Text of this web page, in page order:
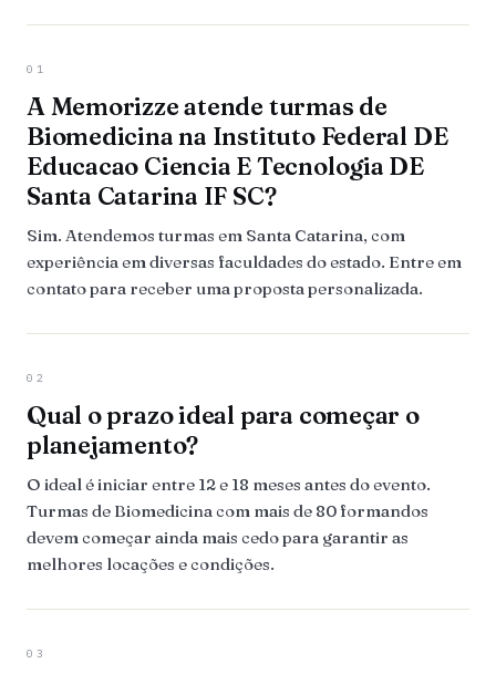
01
A Memorizze atende turmas de
Biomedicina na Instituto Federal DE
Educacao Ciencia E Tecnologia DE
Santa Catarina IF SC?
Sim. Atendemos turmas em Santa Catarina, com
experiência em diversas faculdades do estado. Entre em
contato para receber uma proposta personalizada.
02
Qual o prazo ideal para começar o
planejamento?
O ideal é iniciar entre 12 e 18 meses antes do evento.
Turmas de Biomedicina com mais de 80 formandos
devem começar ainda mais cedo para garantir as
melhores locações e condições.
03